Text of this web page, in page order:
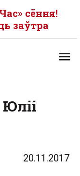
сёння!
заўтра
20.11.2017